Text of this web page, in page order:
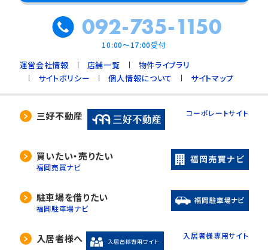
092-735-1150
10:00～17:00受付
運営会社情報 店舗一覧
物件ライブラリ
サイトポリシー
個人情報について サイトマップ
三好不動産 コーポレートサイト
買いたい・売りたい
福岡売買ナビ
駐車場を借りたい
福岡駐車場ナビ
入居者様へ 入居者様専用サイト